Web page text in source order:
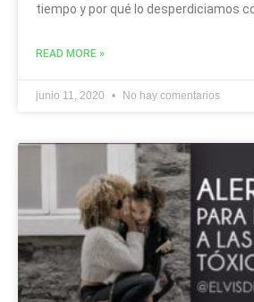
tiempo y por qué lo desperdiciamos
READ MORE »
junio 11, 2020 No hay comentarios